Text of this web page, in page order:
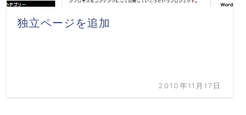
独立ページを追加
2010年11月17日